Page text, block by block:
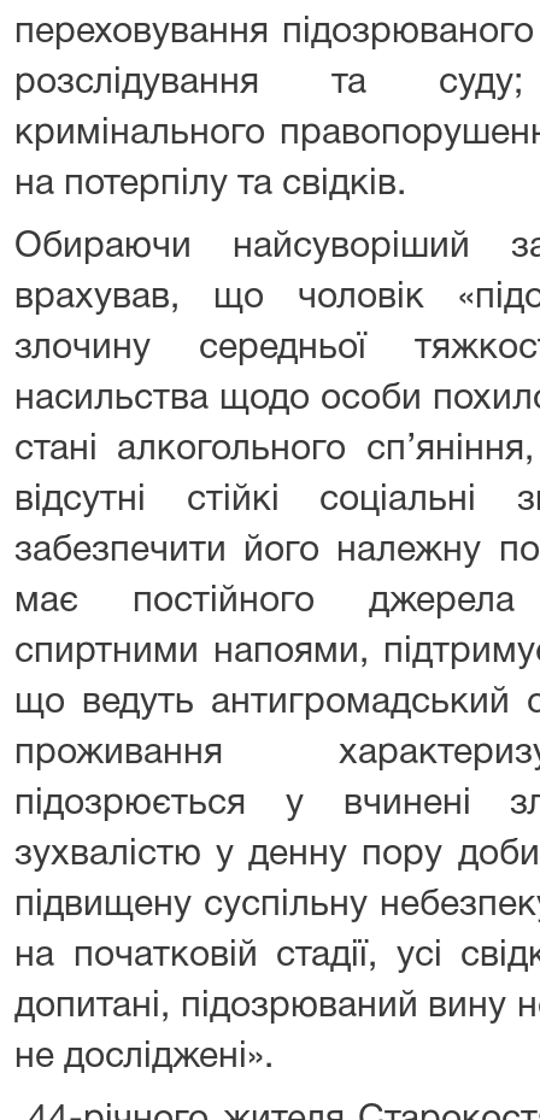
переховування
розслідування та
кримінального
на потерпілу та свідків.
Обираючи найсуворіший
врахував, що чоловік
злочину середньої
насильства щодо особи
стані алкогольного
відсутні стійкі
забезпечити його належну
має постійного джерела
спиртними напоями,
що ведуть антигромадський
проживання
підозрюється у вчинені
зухвалістю у денну пору
підвищену суспільну
на початковій стадії, усі
допитані, підозрюваний вину
не досліджені».